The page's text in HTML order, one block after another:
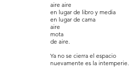
aire aire
en lugar de libro y media
en lugar de cama
aire
mota
de aire.
Ya no se cierra el espacio
nuevamente es la intemperie.